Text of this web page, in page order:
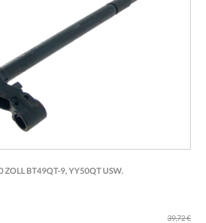
ZOLL BT49QT-9, YY50QT USW.
39,72 €